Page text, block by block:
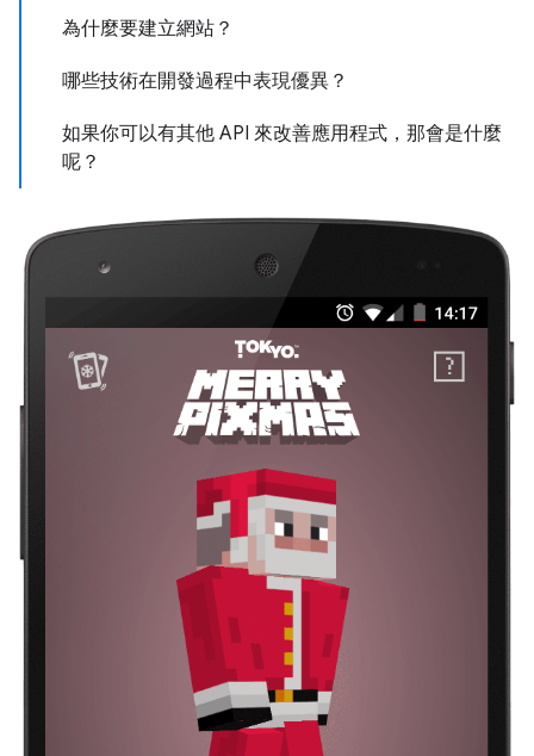
為什麼要建立網站？
哪些技術在開發過程中表現優異？
如果你可以有其他 API 來改善應用程式，那會是什麼
呢？